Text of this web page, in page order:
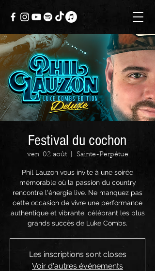
Festival du cochon
ven. 02 août
  |
Sainte-Perpétue
Phil Lauzon vous invite à une soirée
mémorable où la passion du country
rencontre l'énergie live. Ne manquez pas
cette occasion de vivre une performance
authentique et vibrante, célébrant les plus
grands succès de Luke Combs.
Les inscriptions sont closes
Voir d'autres événements